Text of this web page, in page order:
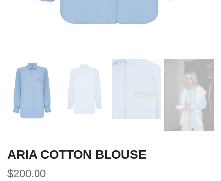
ARIA COTTON BLOUSE
$200.00